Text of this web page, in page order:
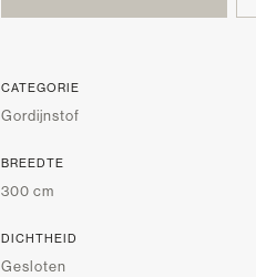
CATEGORIE
Gordijnstof
BREEDTE
300 cm
DICHTHEID
Gesloten